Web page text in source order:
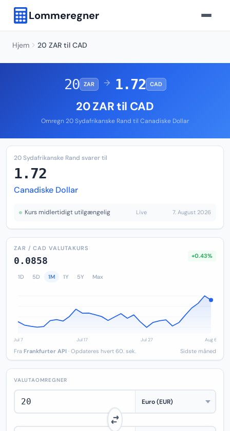
Lommeregner
Hjem 20 ZAR til CAD
20 ZAR → 1.72 CAD
20 ZAR til CAD
Omregn 20 Sydafrikanske Rand til Canadiske Dollar
20 Sydafrikanske Rand svarer til
1.72
Canadiske Dollar
Kurs midlertidigt utilgængelig Live 7. August 2026
ZAR / CAD VALUTAKURS
0.0858 +0.43%
1D 5D 1M 1Y 5Y Max
Fra Frankfurter API · Opdateres hvert 60. sek. Sidste måned
VALUTAOMREGNER